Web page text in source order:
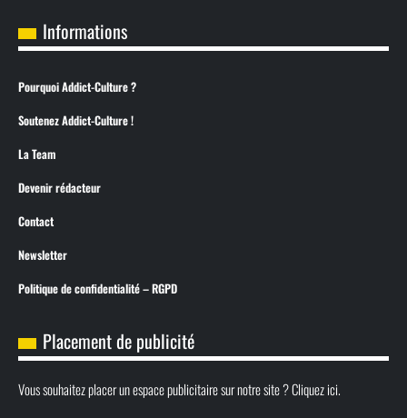
Informations
Pourquoi Addict-Culture ?
Soutenez Addict-Culture !
La Team
Devenir rédacteur
Contact
Newsletter
Politique de confidentialité – RGPD
Placement de publicité
Vous souhaitez placer un espace publicitaire sur notre site ? Cliquez ici.